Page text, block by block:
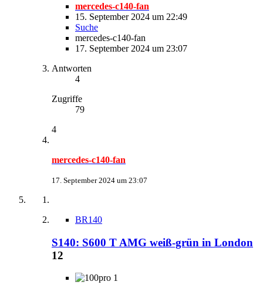
mercedes-c140-fan
15. September 2024 um 22:49
Suche
mercedes-c140-fan
17. September 2024 um 23:07
Antworten
4
Zugriffe
79
4
mercedes-c140-fan
17. September 2024 um 23:07
BR140
S140: S600 T AMG weiß-grün in London
12
1